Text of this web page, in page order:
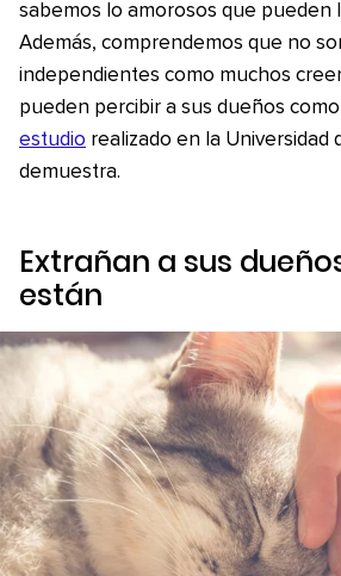
sabemos lo amorosos que pueden
Además, comprendemos que no
independientes como muchos
pueden percibir a sus dueños
estudio realizado en la Universidad
demuestra.
Extrañan a sus
están